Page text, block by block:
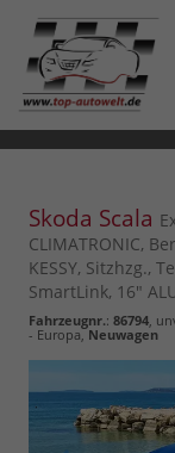
Skoda Scala
CLIMATRONIC,
KESSY, Sitzhzg.,
SmartLink, 16"
Fahrzeugnr.: 86794 ,
- Europa,Neuwagen